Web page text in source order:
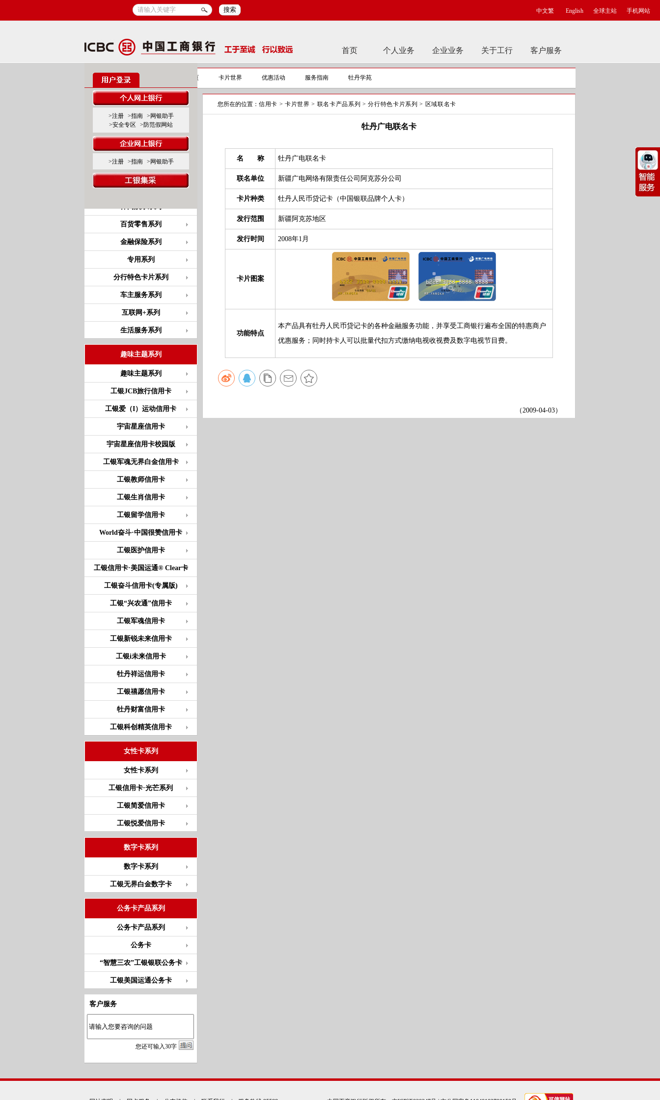
搜索 中文繁 English 全球主站 手机网站
首页 个人业务 企业业务 关于工行 客户服务
>注册 >指南
>网银助手
>安全专区
>防范假网站
>注册 >指南 >网银助手
信用卡 信用卡首页 卡片世界 优惠活动 服务指南 牡丹学苑
标准卡产品系列
标准白金卡
标准金、普卡
联名卡产品系列
商旅服务系列
百货零售系列
金融保险系列
专用系列
分行特色卡片系列
车主服务系列
互联网+系列
生活服务系列
趣味主题系列
趣味主题系列
工银JCB旅行信用卡
工银爱（I）运动信用卡
宇宙星座信用卡
宇宙星座信用卡校园版
工银军魂无界白金信用卡
工银教师信用卡
工银生肖信用卡
工银留学信用卡
World奋斗·中国很赞信用卡
工银医护信用卡
工银信用卡·美国运通® Clear卡
工银奋斗信用卡(专属版)
工银“兴农通”信用卡
工银军魂信用卡
工银新锐未来信用卡
工银i未来信用卡
牡丹祥运信用卡
工银禧愿信用卡
牡丹财富信用卡
工银科创精英信用卡
女性卡系列
女性卡系列
工银信用卡·光芒系列
工银简爱信用卡
工银悦爱信用卡
数字卡系列
数字卡系列
工银无界白金数字卡
公务卡产品系列
公务卡产品系列
公务卡
“智慧三农”工银银联公务卡
工银美国运通公务卡
客户服务
您还可输入30字
您所在的位置： 信用卡 > 卡片世界 > 联名卡产品系列 >分行特色卡片系列 > 区域联名卡
牡丹广电联名卡
名 称 牡丹广电联名卡
联名单位 新疆广电网络有限责任公司阿克苏分公司
卡片种类 牡丹人民币贷记卡（中国银联品牌个人卡）
发行范围 新疆阿克苏地区
发行时间 2008年1月
卡片图案
功能特点
本产品具有牡丹人民币贷记卡的各种金融服务功能，并享受工商银行遍布全国的特惠商户
优惠服务；同时持卡人可以批量代扣方式缴纳电视收视费及数字电视节目费。
（2009-04-03）